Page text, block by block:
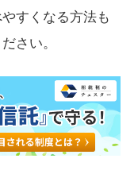
すくなる方法も
さい。